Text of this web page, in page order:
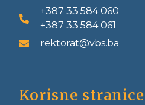
+387 33 584 060
+387 33 584 061
rektorat@vbs.ba
Korisne stranice